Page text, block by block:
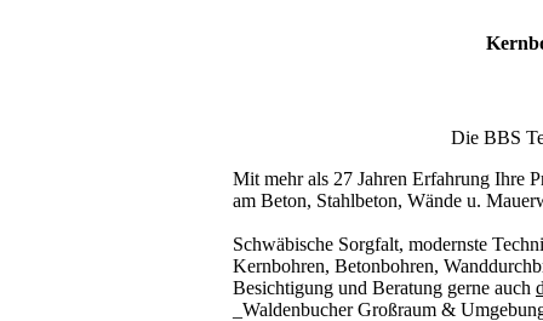
Die BBS
Mit mehr als 27 Jahren Erfahrung Ihre
am Beton, Stahlbeton, Wände u.
Schwäbische Sorgfalt, modernste
Kernbohren, Betonbohren,
Besichtigung und Beratung gerne auch
_Waldenbucher Großraum &